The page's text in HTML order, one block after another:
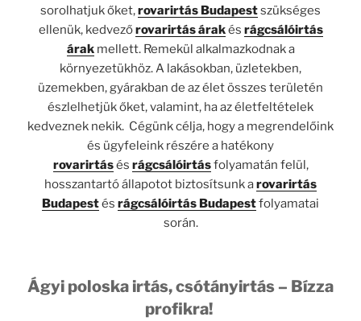
sorolhatjuk őket,rovarirtás Budapestszükséges
ellenük, kedvezőrovarirtás árakés rágcsálóirtás
árakmellett. Remekül alkalmazkodnak a
környezetükhöz. A lakásokban, üzletekben,
üzemekben, gyárakban de az élet összes területén
észlelhetjük őket, valamint, ha az életfeltételek
kedveznek nekik. Cégünk célja, hogy a megrendelőink
és ügyfeleink részére a hatékony
rovarirtásés rágcsálóirtásfolyamatán felül,
hosszantartó állapotot biztosítsunk arovarirtás
Budapestés rágcsálóirtás Budapestfolyamatai
során.
Ágyi poloska irtás, csótányirtás – Bízza
profikra!